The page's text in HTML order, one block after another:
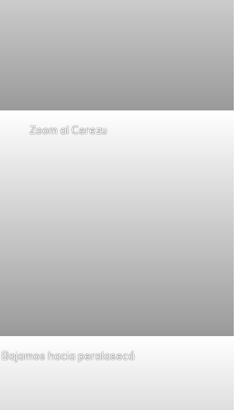
Zoom al Cerezu
Bajamos hacia peralasecá